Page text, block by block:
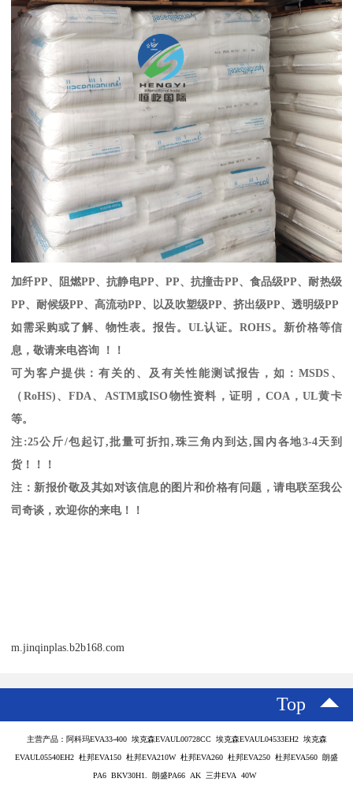
加纤PP、阻燃PP、抗静电PP、 PP、抗撞击PP、食品级PP、耐热级
PP、耐候级PP、高流动PP、以及吹塑级PP、挤出级PP、透明级PP
如需采购或了解、物性表。报告。 UL认证。 ROHS 。新价格等信
息，敬请来电咨询 ！！
可为客户提供：有关的、及有关性能测试报告，如： MSDS 、
（ RoHS) 、FDA、 ASTM或ISO物性资料，证明， COA，UL黄卡
等。
注 :25公斤/包起订,批量可折扣, 珠三角内到达, 国内各地3-4天到
货！！！
注：新报价敬及其如对该信息的图片和价格有问题，请电联至我公
司奇谈，欢迎你的来电！！
m.jinqinplas.b2b168.com
Top
主营产品：阿科玛EVA33-400 埃克森EVAUL00728CC 埃克森EVAUL04533EH2 埃克森
EVAUL05540EH2 杜邦EVA150 杜邦EVA210W 杜邦EVA260 杜邦EVA250 杜邦EVA560 朗盛
PA6 BKV30H1. 朗盛PA66 AK 三井EVA 40W